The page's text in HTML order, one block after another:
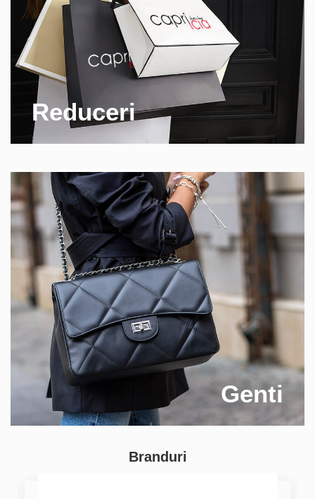
Reduceri
Genti
Branduri